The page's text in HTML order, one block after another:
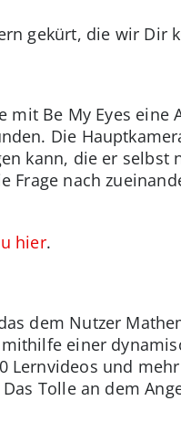
gekürt, die wir Dir
Be My Eyes eine
Die
kann, die er selbst
Frage nach
hier.
dem Nutzer
einer
Lernvideos und
Tolle an dem